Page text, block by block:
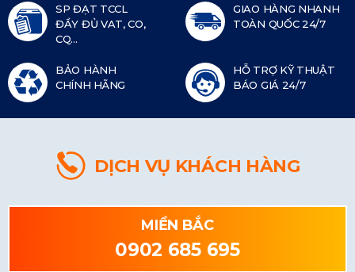
SP ĐẠT TCCL
ĐẦY ĐỦ VAT, CO,
CQ...
GIAO HÀNG NHANH
TOÀN QUỐC 24/7
BẢO HÀNH
CHÍNH HÃNG
HỖ TRỢ KỸ THUẬT
BÁO GIÁ 24/7
DỊCH VỤ KHÁCH HÀNG
MIỀN BẮC
0902 685 695